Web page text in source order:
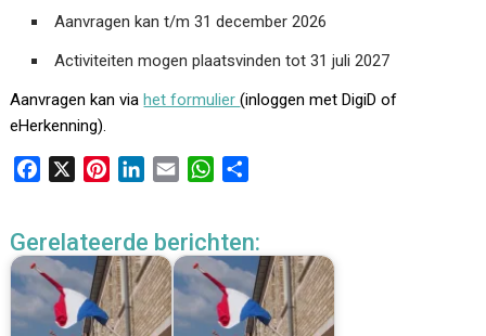
Aanvragen kan t/m 31 december 2026
Activiteiten mogen plaatsvinden tot 31 juli 2027
Aanvragen kan viahet formulier(inloggen met DigiD of
eHerkenning).
e
b
o
o
t
e
r
e
k
e
d
I
i
l
W
t
s
A
p
e
n
Gerelateerde berichten: